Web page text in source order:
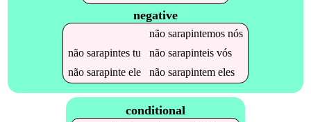
negative
não sarapintemosnós
não sarapintestu não sarapinteisvós
não sarapinteele não sarapintemeles
conditional